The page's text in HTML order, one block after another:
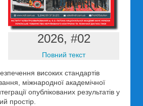
2026, #02
Повний текст
високих стандартів
міжнародної академічної
опублікованих результатів у
простір.